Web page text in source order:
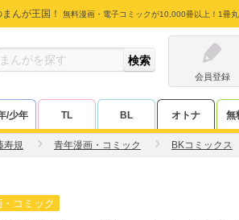
んが王国！ 無料漫画・電子コミックが10,000冊以上！1冊
会員登録
/少年 TL BL オトナ 無
寿規 青年漫画・コミック BKコミックス
コミック